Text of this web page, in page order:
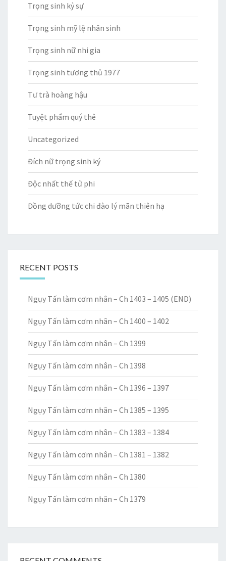
Trọng sinh kỷ sự
Trọng sinh mỹ lệ nhân sinh
Trọng sinh nữ nhi gia
Trọng sinh tương thủ 1977
Tư trà hoàng hậu
Tuyệt phẩm quý thê
Uncategorized
Đích nữ trọng sinh ký
Độc nhất thế tử phi
Đồng dưỡng tức chi đào lý mãn thiên hạ
RECENT POSTS
Ngụy Tấn làm cơm nhân – Ch 1403 – 1405 (END)
Ngụy Tấn làm cơm nhân – Ch 1400 – 1402
Ngụy Tấn làm cơm nhân – Ch 1399
Ngụy Tấn làm cơm nhân – Ch 1398
Ngụy Tấn làm cơm nhân – Ch 1396 – 1397
Ngụy Tấn làm cơm nhân – Ch 1385 – 1395
Ngụy Tấn làm cơm nhân – Ch 1383 – 1384
Ngụy Tấn làm cơm nhân – Ch 1381 – 1382
Ngụy Tấn làm cơm nhân – Ch 1380
Ngụy Tấn làm cơm nhân – Ch 1379